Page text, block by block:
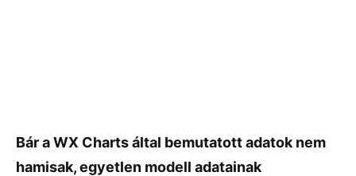
Bár a WX Charts által bemutatott adatok nem
hamisak, egyetlen modell adatainak